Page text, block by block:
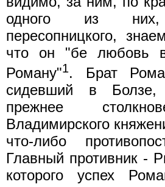
одного из них,
пересопницкого,
что он "бе любовь
Роману"1. Брат
сидевший в Болзе,
прежнее
Владимирского
что-либо
Главный противник -
которого успех